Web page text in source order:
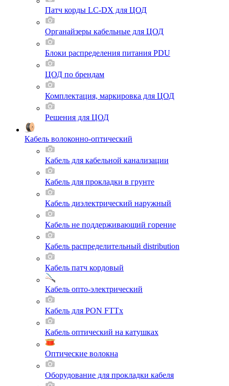
Патч корды LC-DX для ЦОД
Органайзеры кабельные для ЦОД
Блоки распределения питания PDU
ЦОД по брендам
Комплектация, маркировка для ЦОД
Решения для ЦОД
Кабель волоконно-оптический
Кабель для кабельной канализации
Кабель для прокладки в грунте
Кабель диэлектрический наружный
Кабель не поддерживающий горение
Кабель распределительный distribution
Кабель патч кордовый
Кабель опто-электрический
Кабель для PON FTTx
Кабель оптический на катушках
Оптические волокна
Оборудование для прокладки кабеля